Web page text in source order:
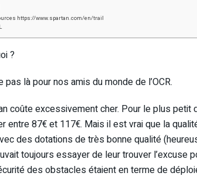
https://www.spartan.com/en/trail
?
pas là pour nos amis du monde de l’OCR.
coûte excessivement cher. Pour le plus
entre 87€ et 117€. Mais il est vrai que la
des dotations de très bonne qualité
toujours essayer de leur trouver l’excuse
des obstacles étaient en terme de